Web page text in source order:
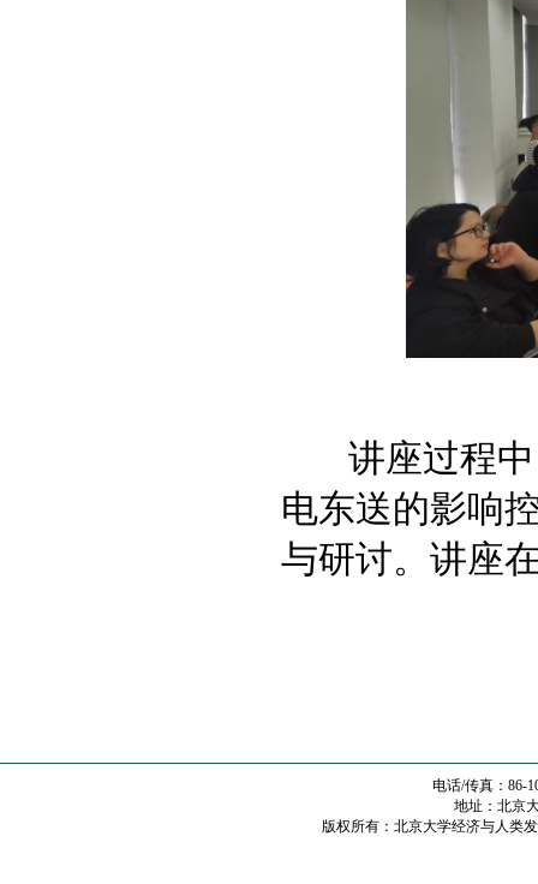
讲座过程中
电东送的影响
与研讨。讲座
电话/传真：86-
地址：北京
版权所有：北京大学经济与人类